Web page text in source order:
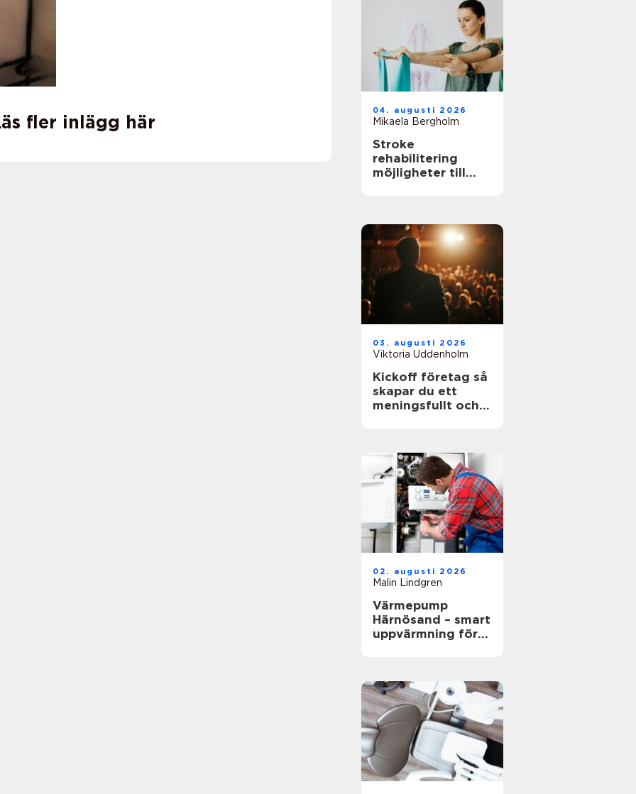
fler inlägg här
04. augusti 2026
Mikaela Bergholm
Stroke
rehabilitering
möjligheter till
03. augusti 2026
Viktoria Uddenholm
Kickoff företag så
skapar du ett
meningsfullt och
02. augusti 2026
Malin Lindgren
Värmepump
Härnösand – smart
uppvärmning för